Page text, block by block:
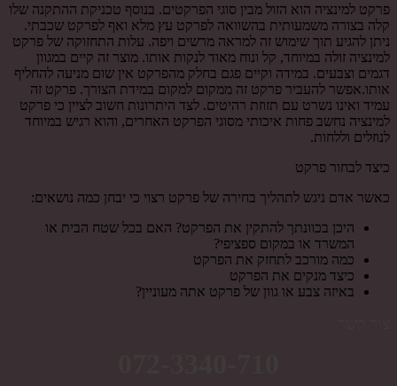
פרקט למינציה הוא הזול מבין סוגי הפרקטים. בנוסף טכניקת ההתקנה שלו
קלה בצורה משמעותית בהשוואה לפרקט עץ מלא ואף לפרקט שכבתי.
ניתן להגיע תוך שימוש זה למראה מרשים ויפה. עלות התחזוקה של פרקט
למינציה זולה במיוחד, קל ונוח מאוד לנקות אותו. מוצר זה קיים במגוון
דגמים וצבעים. במידה וקיים פגם בחלק מהפרקט אין שום מניעה להחליף
אותו.אפשר להעביר פרקט זה ממקום למקום במידת הצורך. פרקט זה
עמיד ואינו נשרט עם תזוזת רהיטים. לצד היתרונות חשוב לציין כי פרקט
למינציה נחשב פחות איכותי מסוגי הפרקט האחרים, והוא רגיש במיוחד
לנוזלים וללחות.
כיצד לבחור פרקט
כאשר אדם ניגש לתהליך בחירה של פרקט רצוי כי יבחן כמה נושאים:
היכן בכוונתך להתקין את הפרקט? האם בכל שטח הבית או
המשרד או במקום ספציפי?
כמה מורכב לתחזק את הפרקט
כיצד מנקים את הפרקט
באיזה צבע או גוון של פרקט אתה מעוניין?